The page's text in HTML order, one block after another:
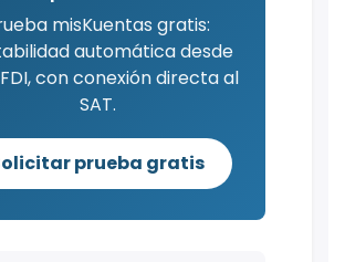
misKuentas gratis:
automática desde
con conexión directa al
SAT.
prueba gratis